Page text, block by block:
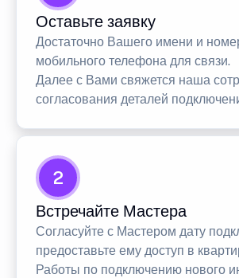
Оставьте заявку
Достаточно Вашего имени и
мобильного телефона для связи.
Далее с Вами свяжется наша
согласования деталей
2
Встречайте Мастера
Согласуйте с Мастером дату
предоставьте ему доступ в
Работы по подключению нового